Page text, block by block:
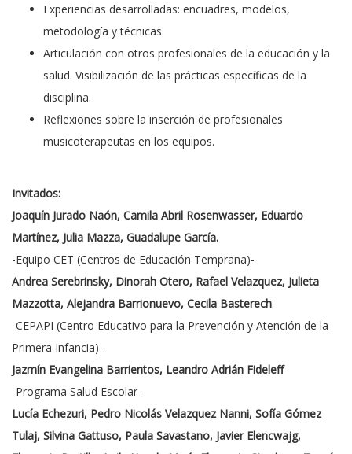
Experiencias desarrolladas: encuadres, modelos,
metodología y técnicas.
Articulación con otros profesionales de la educación y la
salud. Visibilización de las prácticas específicas de la
disciplina.
Reflexiones sobre la inserción de profesionales
musicoterapeutas en los equipos.
Invitados:
Joaquín Jurado Naón, Camila Abril Rosenwasser, Eduardo
Martínez, Julia Mazza, Guadalupe García.
-Equipo CET (Centros de Educación Temprana)-
Andrea Serebrinsky, Dinorah Otero, Rafael Velazquez, Julieta
Mazzotta, Alejandra Barrionuevo, Cecila Basterech.
-CEPAPI (Centro Educativo para la Prevención y Atención de la
Primera Infancia)-
Jazmín Evangelina Barrientos, Leandro Adrián Fideleff
-Programa Salud Escolar-
Lucía Echezuri, Pedro Nicolás Velazquez Nanni, Sofía Gómez
Tulaj, Silvina Gattuso, Paula Savastano, Javier Elencwajg,